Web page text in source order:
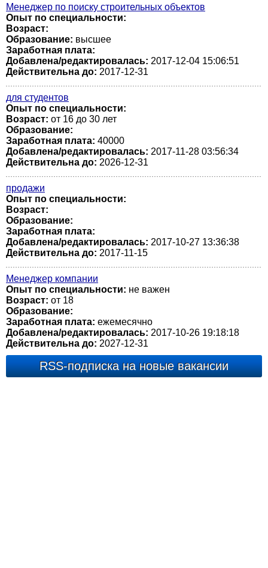
Менеджер по поиску строительных объектов
Опыт по специальности:
Возраст:
Образование: высшее
Заработная плата:
Добавлена/редактировалась: 2017-12-04 15:06:51
Действительна до: 2017-12-31
для студентов
Опыт по специальности:
Возраст: от 16 до 30 лет
Образование:
Заработная плата: 40000
Добавлена/редактировалась: 2017-11-28 03:56:34
Действительна до: 2026-12-31
продажи
Опыт по специальности:
Возраст:
Образование:
Заработная плата:
Добавлена/редактировалась: 2017-10-27 13:36:38
Действительна до: 2017-11-15
Менеджер компании
Опыт по специальности: не важен
Возраст: от 18
Образование:
Заработная плата: ежемесячно
Добавлена/редактировалась: 2017-10-26 19:18:18
Действительна до: 2027-12-31
RSS-подписка на новые вакансии